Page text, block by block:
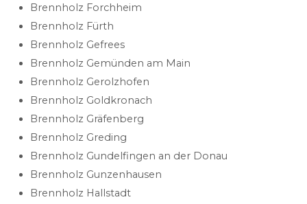
Brennholz Forchheim
Brennholz Fürth
Brennholz Gefrees
Brennholz Gemünden am Main
Brennholz Gerolzhofen
Brennholz Goldkronach
Brennholz Gräfenberg
Brennholz Greding
Brennholz Gundelfingen an der Donau
Brennholz Gunzenhausen
Brennholz Hallstadt